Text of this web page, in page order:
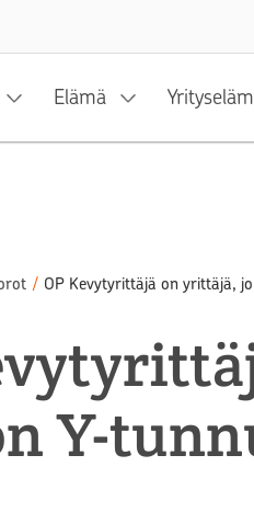
Elämä
/ OP Kevytyrittäjä on yrittäjä,
Y-